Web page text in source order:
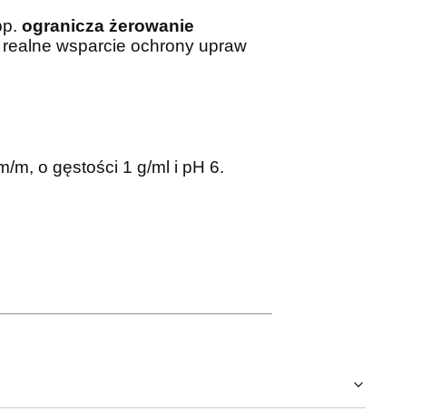
ogranicza żerowanie
wsparcie ochrony upraw
m, o gęstości 1 g/ml i pH 6.